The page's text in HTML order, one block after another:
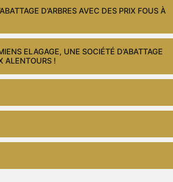
D’ARBRES AVEC DES PRIX FOUS À
ELAGAGE, UNE SOCIÉTÉ D’ABATTAGE
ALENTOURS !